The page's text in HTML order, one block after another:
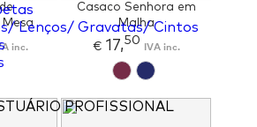
Lenços/ Gravatas/ Cintos
PROFISSIONAL
inc.
Casaco Senhora em
Malha
€17,50 IVA inc.